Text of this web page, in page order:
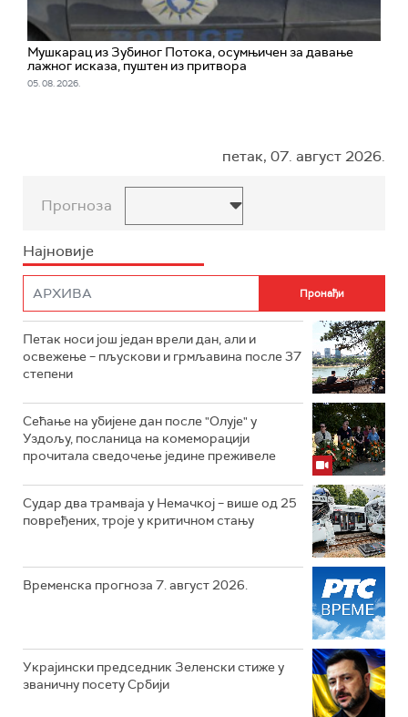
Мушкарац из Зубиног Потока, осумњичен за давање
лажног исказа, пуштен из притвора
05. 08. 2026.
петак, 07. август 2026.
Прогноза
Најновије
Петак носи још један врели дан, али и
освежење – пљускови и грмљавина после 37
степени
Сећање на убијене дан после "Олује" у
Уздољу, посланица на комеморацији
прочитала сведочење једине преживеле
Судар два трамваја у Немачкој – више од 25
повређених, троје у критичном стању
Временска прогноза 7. август 2026.
Украјински председник Зеленски стиже у
званичну посету Србији